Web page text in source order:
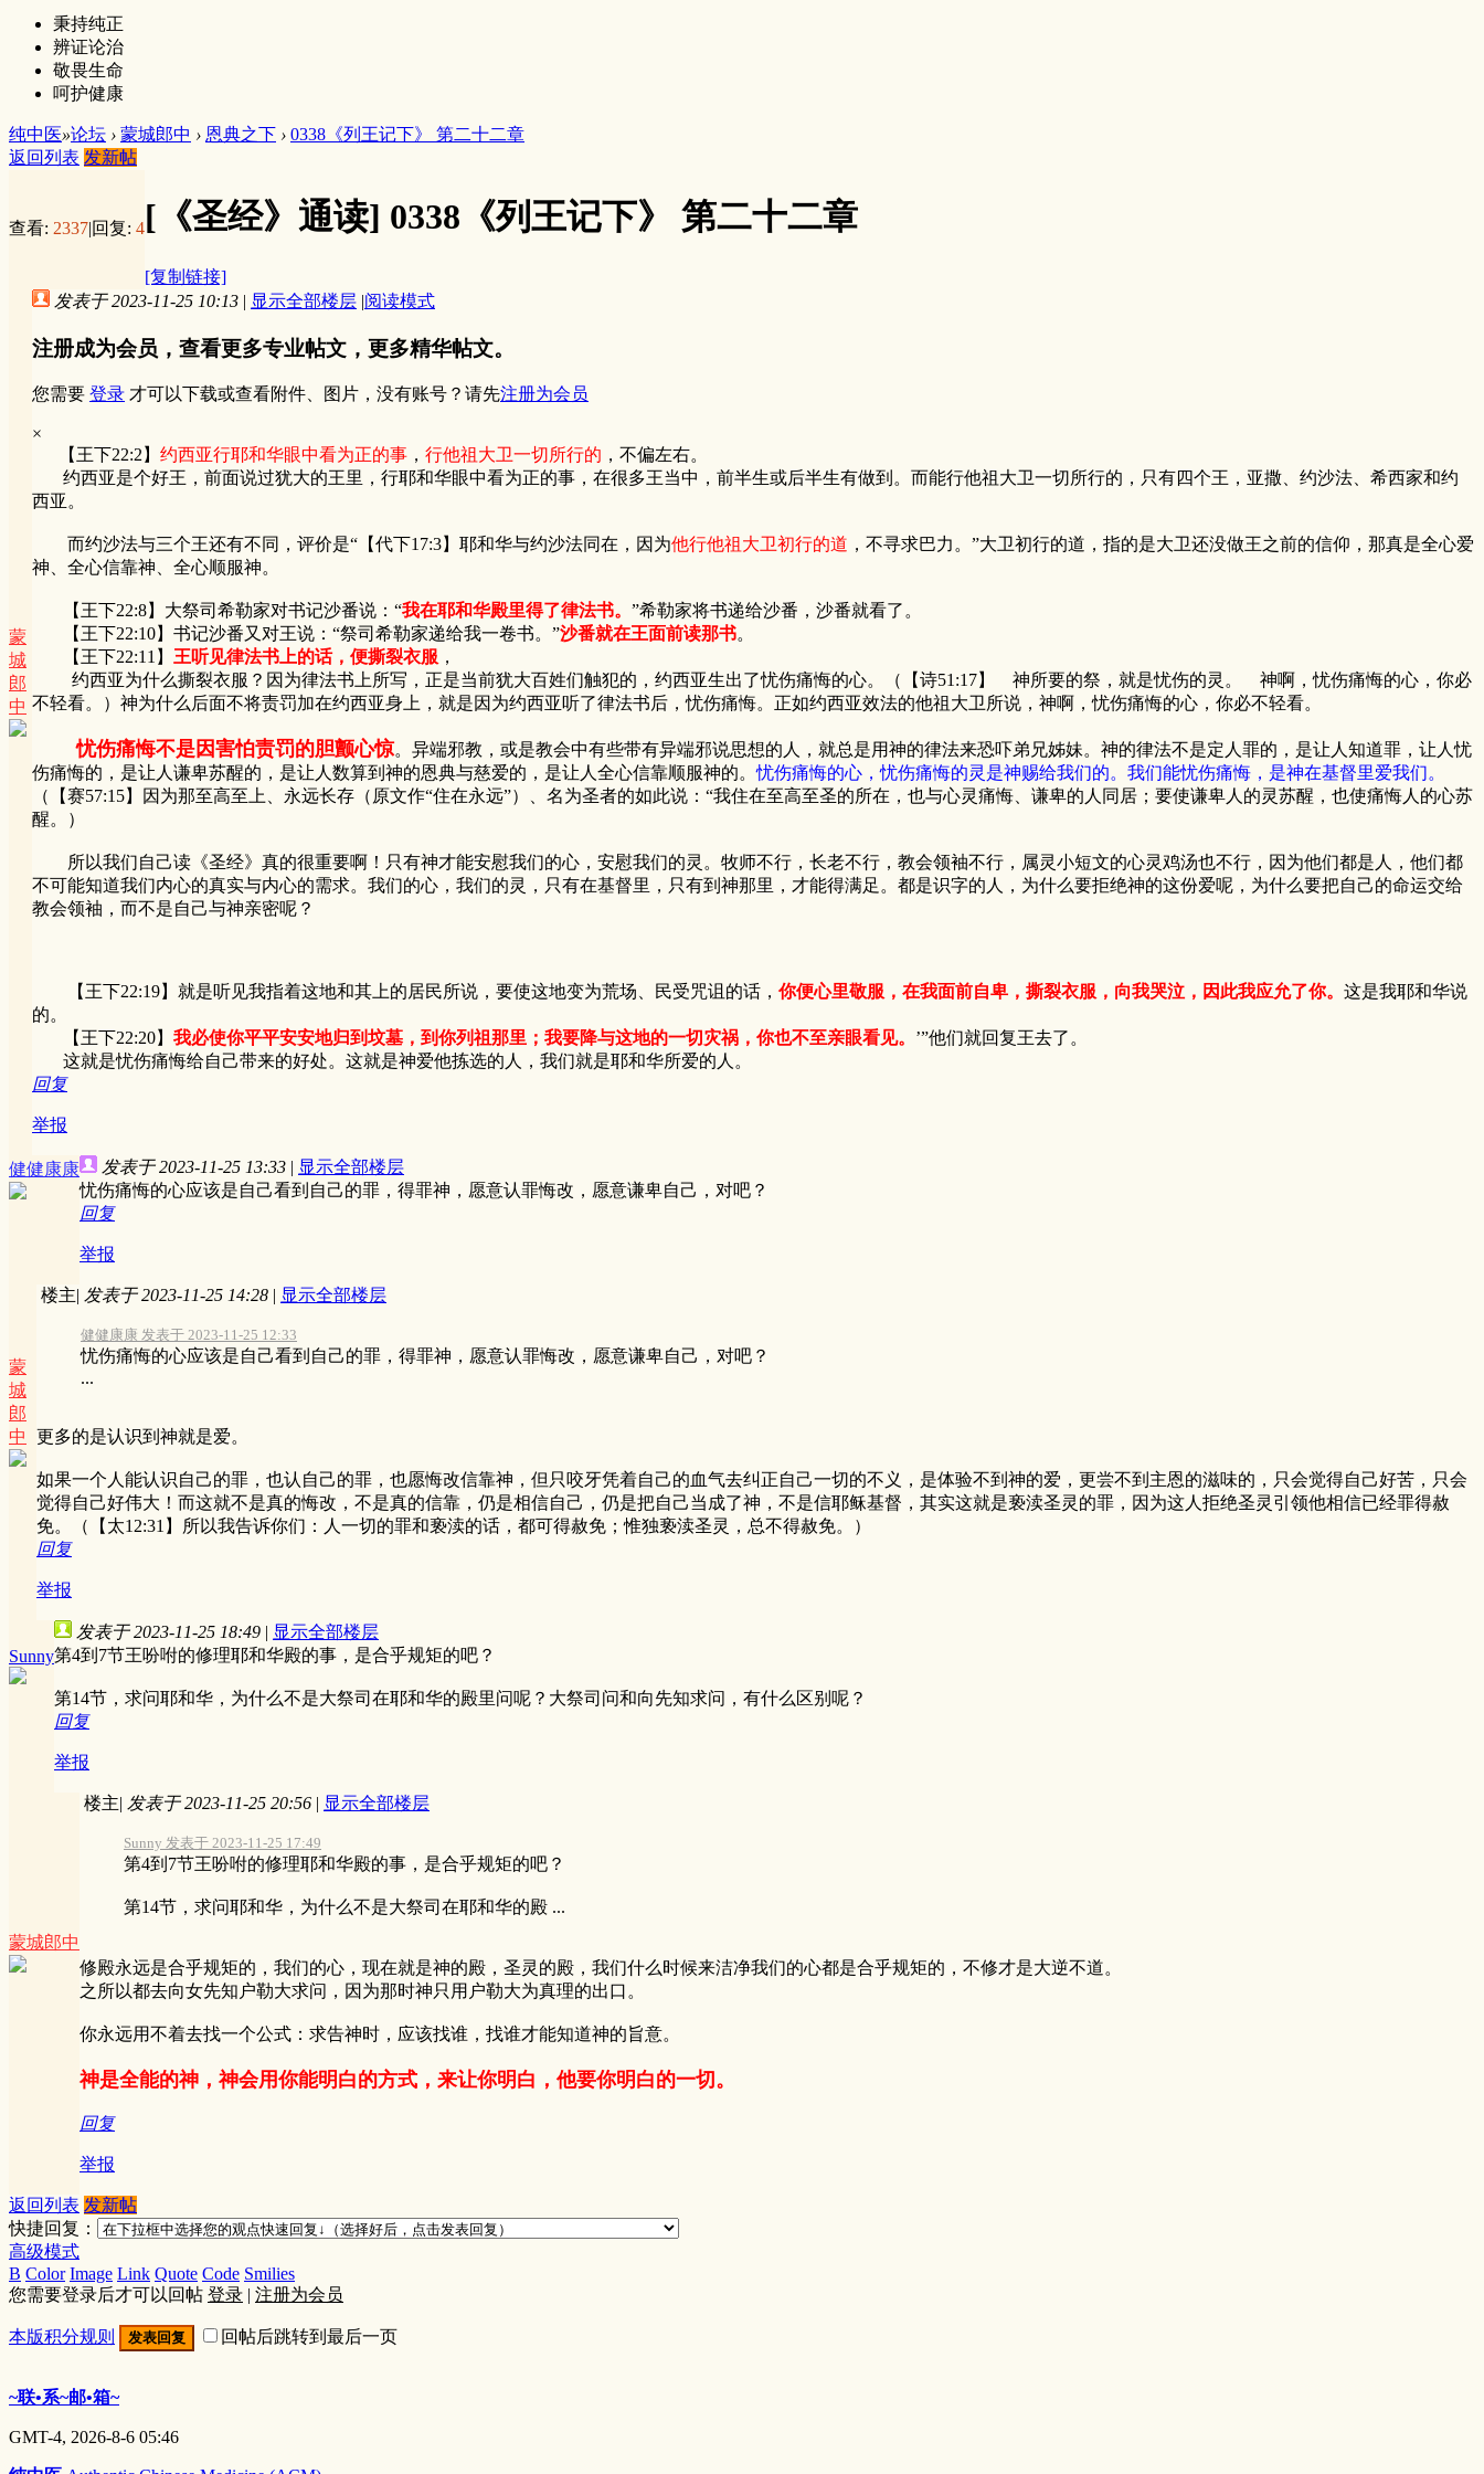
秉持纯正
辨证论治
敬畏生命
呵护健康
纯中医»论坛 › 蒙城郎中 › 恩典之下 › 0338《列王记下》 第二十二章
返回列表 发新帖
查看: 2337|回复: 4[《圣经》通读] 0338《列王记下》 第二十二章
[复制链接]
蒙
城
郎
中
发表于 2023-11-25 10:13 | 显示全部楼层 |阅读模式
注册成为会员，查看更多专业帖文，更多精华帖文。
您需要 登录 才可以下载或查看附件、图片，没有账号？请先注册为会员
×
【王下22:2】 约西亚行耶和华眼中看为正的事 ， 行他祖大卫一切所行的 ，不偏左右。
约西亚是个好王，前面说过犹大的王里，行耶和华眼中看为正的事，在很多王当中，前半生或后半生有做到。而能行他祖大卫一切所行的，只有四个王，亚撒、约沙法、希西家和约
西亚。
而约沙法与三个王还有不同，评价是“【代下17:3】耶和华与约沙法同在，因为他行他祖大卫初行的道 ，不寻求巴力。”大卫初行的道，指的是大卫还没做王之前的信仰，那真是全心爱
神、全心信靠神、全心顺服神。
【王下22:8】大祭司希勒家对书记沙番说：“我在耶和华殿里得了律法书。 ”希勒家将书递给沙番，沙番就看了。
【王下22:10】书记沙番又对王说：“祭司希勒家递给我一卷书。”沙番就在王面前读那书。
【王下22:11】 王听见律法书上的话，便撕裂衣服 ，
约西亚为什么撕裂衣服？因为律法书上所写，正是当前犹大百姓们触犯的，约西亚生出了忧伤痛悔的心。（【诗51:17】 神所要的祭，就是忧伤的灵。 神啊，忧伤痛悔的心，你必
不轻看。）神为什么后面不将责罚加在约西亚身上，就是因为约西亚听了律法书后，忧伤痛悔。正如约西亚效法的他祖大卫所说，神啊，忧伤痛悔的心，你必不轻看。
忧伤痛悔不是因害怕责罚的胆颤心惊。异端邪教，或是教会中有些带有异端邪说思想的人，就总是用神的律法来恐吓弟兄姊妹。神的律法不是定人罪的，是让人知道罪，让人忧
伤痛悔的，是让人谦卑苏醒的，是让人数算到神的恩典与慈爱的，是让人全心信靠顺服神的。忧伤痛悔的心，忧伤痛悔的灵是神赐给我们的。我们能忧伤痛悔，是神在基督里爱我们。
（【赛57:15】因为那至高至上、永远长存（原文作“住在永远”）、名为圣者的如此说：“我住在至高至圣的所在，也与心灵痛悔、谦卑的人同居；要使谦卑人的灵苏醒，也使痛悔人的心苏
醒。）
所以我们自己读《圣经》真的很重要啊！只有神才能安慰我们的心，安慰我们的灵。牧师不行，长老不行，教会领袖不行，属灵小短文的心灵鸡汤也不行，因为他们都是人，他们都
不可能知道我们内心的真实与内心的需求。我们的心，我们的灵，只有在基督里，只有到神那里，才能得满足。都是识字的人，为什么要拒绝神的这份爱呢，为什么要把自己的命运交给
教会领袖，而不是自己与神亲密呢？
【王下22:19】就是听见我指着这地和其上的居民所说，要使这地变为荒场、民受咒诅的话， 你便心里敬服，在我面前自卑，撕裂衣服，向我哭泣，因此我应允了你。 这是我耶和华说
的。
【王下22:20】 我必使你平平安安地归到坟墓，到你列祖那里；我要降与这地的一切灾祸，你也不至亲眼看见。 ’”他们就回复王去了。
这就是忧伤痛悔给自己带来的好处。这就是神爱他拣选的人，我们就是耶和华所爱的人。
回复
举报
健健康康 发表于 2023-11-25 13:33 | 显示全部楼层
忧伤痛悔的心应该是自己看到自己的罪，得罪神，愿意认罪悔改，愿意谦卑自己，对吧？
回复
举报
蒙
城
郎
中
楼主| 发表于 2023-11-25 14:28 | 显示全部楼层
健健康康 发表于 2023-11-25 12:33
忧伤痛悔的心应该是自己看到自己的罪，得罪神，愿意认罪悔改，愿意谦卑自己，对吧？
...
更多的是认识到神就是爱。
如果一个人能认识自己的罪，也认自己的罪，也愿悔改信靠神，但只咬牙凭着自己的血气去纠正自己一切的不义，是体验不到神的爱，更尝不到主恩的滋味的，只会觉得自己好苦，只会
觉得自己好伟大！而这就不是真的悔改，不是真的信靠，仍是相信自己，仍是把自己当成了神，不是信耶稣基督，其实这就是亵渎圣灵的罪，因为这人拒绝圣灵引领他相信已经罪得赦
免。（【太12:31】所以我告诉你们：人一切的罪和亵渎的话，都可得赦免；惟独亵渎圣灵，总不得赦免。）
回复
举报
Sunny
发表于 2023-11-25 18:49 | 显示全部楼层
第4到7节王吩咐的修理耶和华殿的事，是合乎规矩的吧？
第14节，求问耶和华，为什么不是大祭司在耶和华的殿里问呢？大祭司问和向先知求问，有什么区别呢？
回复
举报
蒙城郎中
楼主| 发表于 2023-11-25 20:56 | 显示全部楼层
Sunny 发表于 2023-11-25 17:49
第4到7节王吩咐的修理耶和华殿的事，是合乎规矩的吧？
第14节，求问耶和华，为什么不是大祭司在耶和华的殿 ...
修殿永远是合乎规矩的，我们的心，现在就是神的殿，圣灵的殿，我们什么时候来洁净我们的心都是合乎规矩的，不修才是大逆不道。
之所以都去向女先知户勒大求问，因为那时神只用户勒大为真理的出口。
你永远用不着去找一个公式：求告神时，应该找谁，找谁才能知道神的旨意。
神是全能的神，神会用你能明白的方式，来让你明白，他要你明白的一切。
回复
举报
返回列表 发新帖
快捷回复：
高级模式
B Color Image Link Quote Code Smilies
您需要登录后才可以回帖 登录 | 注册为会员
本版积分规则 发表回复 回帖后跳转到最后一页
~联•系~邮•箱~
GMT-4, 2026-8-6 05:46